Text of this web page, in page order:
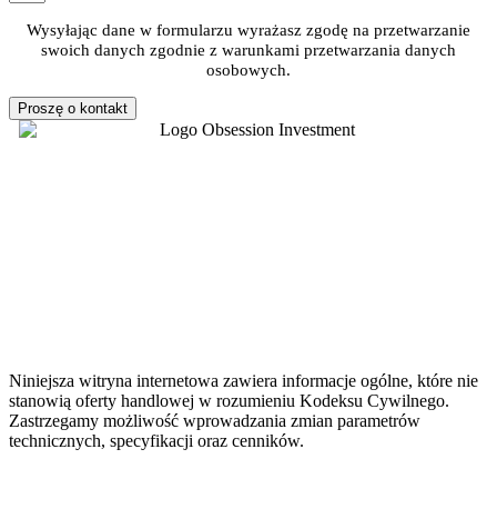
Wysyłając dane w formularzu wyrażasz zgodę na przetwarzanie
swoich danych zgodnie z warunkami przetwarzania danych
osobowych.
Proszę o kontakt
Niniejsza witryna internetowa zawiera informacje ogólne, które nie
stanowią oferty handlowej w rozumieniu Kodeksu Cywilnego.
Zastrzegamy możliwość wprowadzania zmian parametrów
technicznych, specyfikacji oraz cenników.